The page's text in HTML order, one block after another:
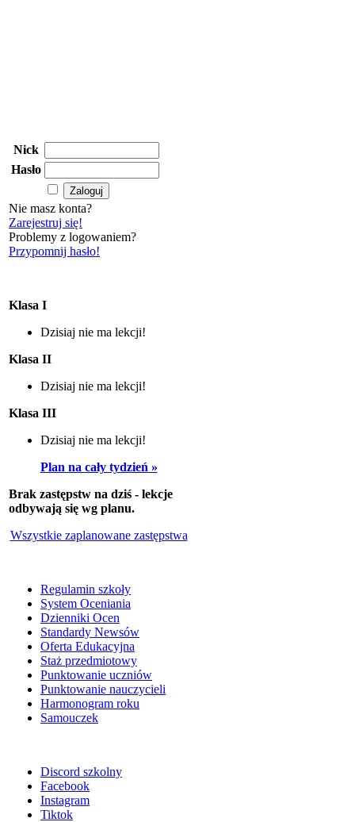
Nick
Hasło
Nie masz konta?
Zarejestruj się!
Problemy z logowaniem?
Przypomnij hasło!
Klasa I
Dzisiaj nie ma lekcji!
Klasa II
Dzisiaj nie ma lekcji!
Klasa III
Dzisiaj nie ma lekcji!
Plan na cały tydzień »
Brak zastępstw na dziś - lekcje
odbywają się wg planu.
Wszystkie zaplanowane zastępstwa
Regulamin szkoły
System Oceniania
Dzienniki Ocen
Standardy Newsów
Oferta Edukacyjna
Staż przedmiotowy
Punktowanie uczniów
Punktowanie nauczycieli
Harmonogram roku
Samouczek
Discord szkolny
Facebook
Instagram
Tiktok